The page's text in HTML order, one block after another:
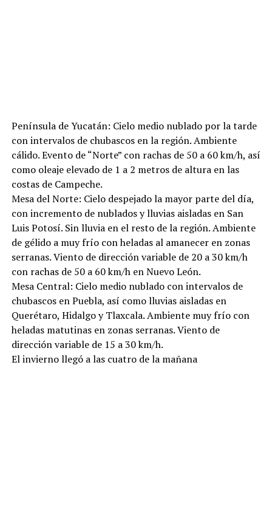
Península de Yucatán: Cielo medio nublado por la tarde
con intervalos de chubascos en la región. Ambiente
cálido. Evento de “Norte” con rachas de 50 a 60 km/h, así
como oleaje elevado de 1 a 2 metros de altura en las
costas de Campeche.
Mesa del Norte: Cielo despejado la mayor parte del día,
con incremento de nublados y lluvias aisladas en San
Luis Potosí. Sin lluvia en el resto de la región. Ambiente
de gélido a muy frío con heladas al amanecer en zonas
serranas. Viento de dirección variable de 20 a 30 km/h
con rachas de 50 a 60 km/h en Nuevo León.
Mesa Central: Cielo medio nublado con intervalos de
chubascos en Puebla, así como lluvias aisladas en
Querétaro, Hidalgo y Tlaxcala. Ambiente muy frío con
heladas matutinas en zonas serranas. Viento de
dirección variable de 15 a 30 km/h.
El invierno llegó a las cuatro de la mañana